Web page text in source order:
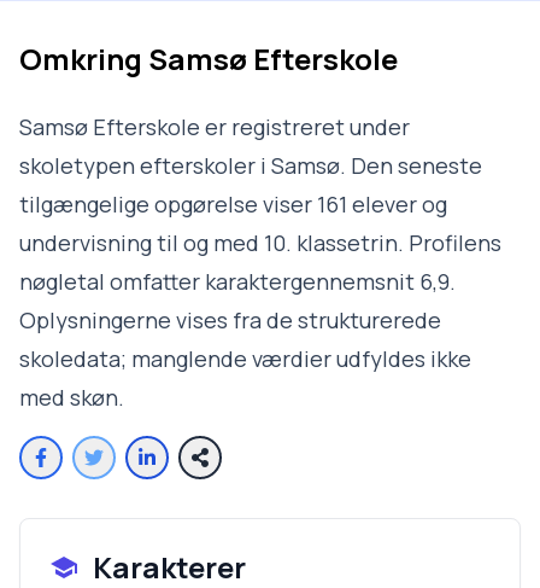
Omkring Samsø Efterskole
Samsø Efterskole er registreret under
skoletypen efterskoler i Samsø. Den seneste
tilgængelige opgørelse viser 161 elever og
undervisning til og med 10. klassetrin. Profilens
nøgletal omfatter karaktergennemsnit 6,9.
Oplysningerne vises fra de strukturerede
skoledata; manglende værdier udfyldes ikke
med skøn.
Karakterer